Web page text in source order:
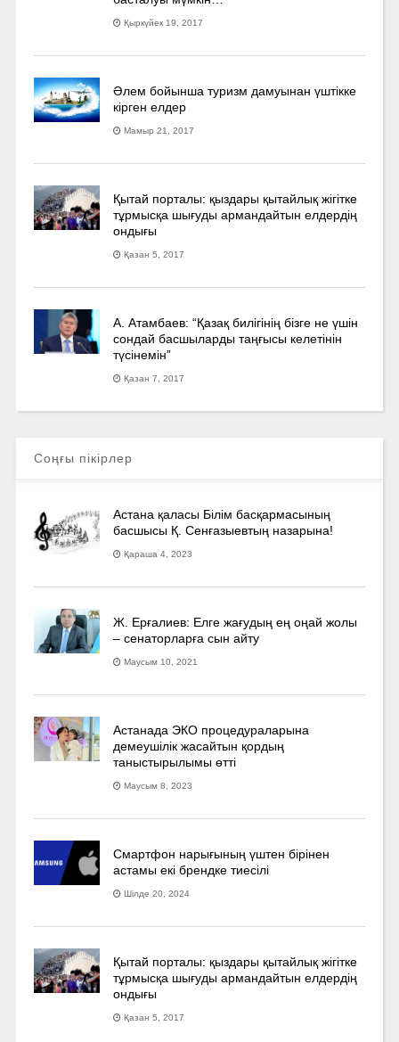
Қыркүйек 19, 2017
Әлем бойынша туризм дамуынан үштікке
кірген елдер
Мамыр 21, 2017
Қытай порталы: қыздары қытайлық жігітке
тұрмысқа шығуды армандайтын елдердің
ондығы
Қазан 5, 2017
А. Атамбаев: “Қазақ билігінің бізге не үшін
сондай басшыларды таңғысы келетінін
түсінемін”
Қазан 7, 2017
Соңғы пікірлер
Астана қаласы Білім басқармасының
басшысы Қ. Сенғазыевтың назарына!
Қараша 4, 2023
Ж. Ерғалиев: Елге жағудың ең оңай жолы
– сенаторларға сын айту
Маусым 10, 2021
Астанада ЭКО процедураларына
демеушілік жасайтын қордың
таныстырылымы өтті
Маусым 8, 2023
Смартфон нарығының үштен бірінен
астамы екі брендке тиесілі
Шілде 20, 2024
Қытай порталы: қыздары қытайлық жігітке
тұрмысқа шығуды армандайтын елдердің
ондығы
Қазан 5, 2017